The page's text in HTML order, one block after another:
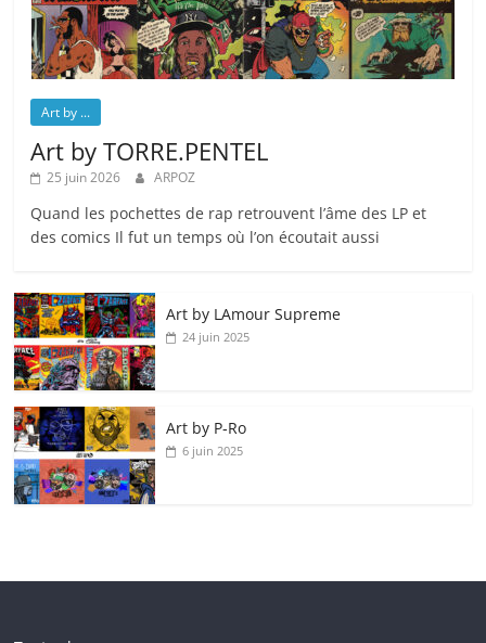
Art by ...
Art by TORRE.PENTEL
25 juin 2026 ARPOZ
Quand les pochettes de rap retrouvent l’âme des LP et
des comics Il fut un temps où l’on écoutait aussi
Art by LAmour Supreme
24 juin 2025
Art by P‑Ro
6 juin 2025